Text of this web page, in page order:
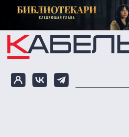
Перейти к основному содержанию